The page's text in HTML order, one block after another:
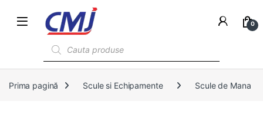
0
Prima pagină Scule si Echipamente Scule de Mana